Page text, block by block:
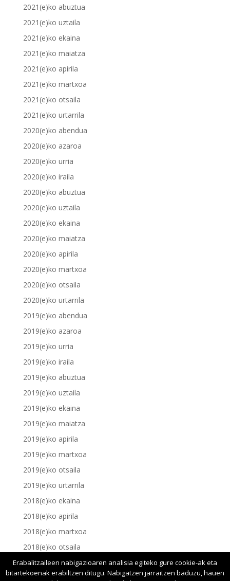
2021(e)ko abuztua
2021(e)ko uztaila
2021(e)ko ekaina
2021(e)ko maiatza
2021(e)ko apirila
2021(e)ko martxoa
2021(e)ko otsaila
2021(e)ko urtarrila
2020(e)ko abendua
2020(e)ko azaroa
2020(e)ko urria
2020(e)ko iraila
2020(e)ko abuztua
2020(e)ko uztaila
2020(e)ko ekaina
2020(e)ko maiatza
2020(e)ko apirila
2020(e)ko martxoa
2020(e)ko otsaila
2020(e)ko urtarrila
2019(e)ko abendua
2019(e)ko azaroa
2019(e)ko urria
2019(e)ko iraila
2019(e)ko abuztua
2019(e)ko uztaila
2019(e)ko ekaina
2019(e)ko maiatza
2019(e)ko apirila
2019(e)ko martxoa
2019(e)ko otsaila
2019(e)ko urtarrila
2018(e)ko ekaina
2018(e)ko apirila
2018(e)ko martxoa
2018(e)ko otsaila
2018(e)ko urtarrila
Erabalitzaileen nabigazioaren analisia egiteko gure cookie-ak eta
bitartekoenak erabiltzen ditugu. Nabigatzen jarraitzen baduzu, hauen